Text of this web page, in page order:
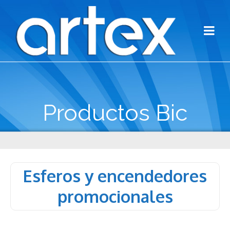
Productos Bic
Esferos y encendedores
promocionales